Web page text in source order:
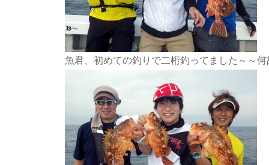
魚君、初めての釣りで二桁釣ってました～～